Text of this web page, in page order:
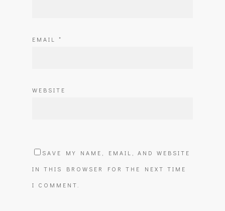
EMAIL *
WEBSITE
SAVE MY NAME, EMAIL, AND WEBSITE
IN THIS BROWSER FOR THE NEXT TIME
I COMMENT.